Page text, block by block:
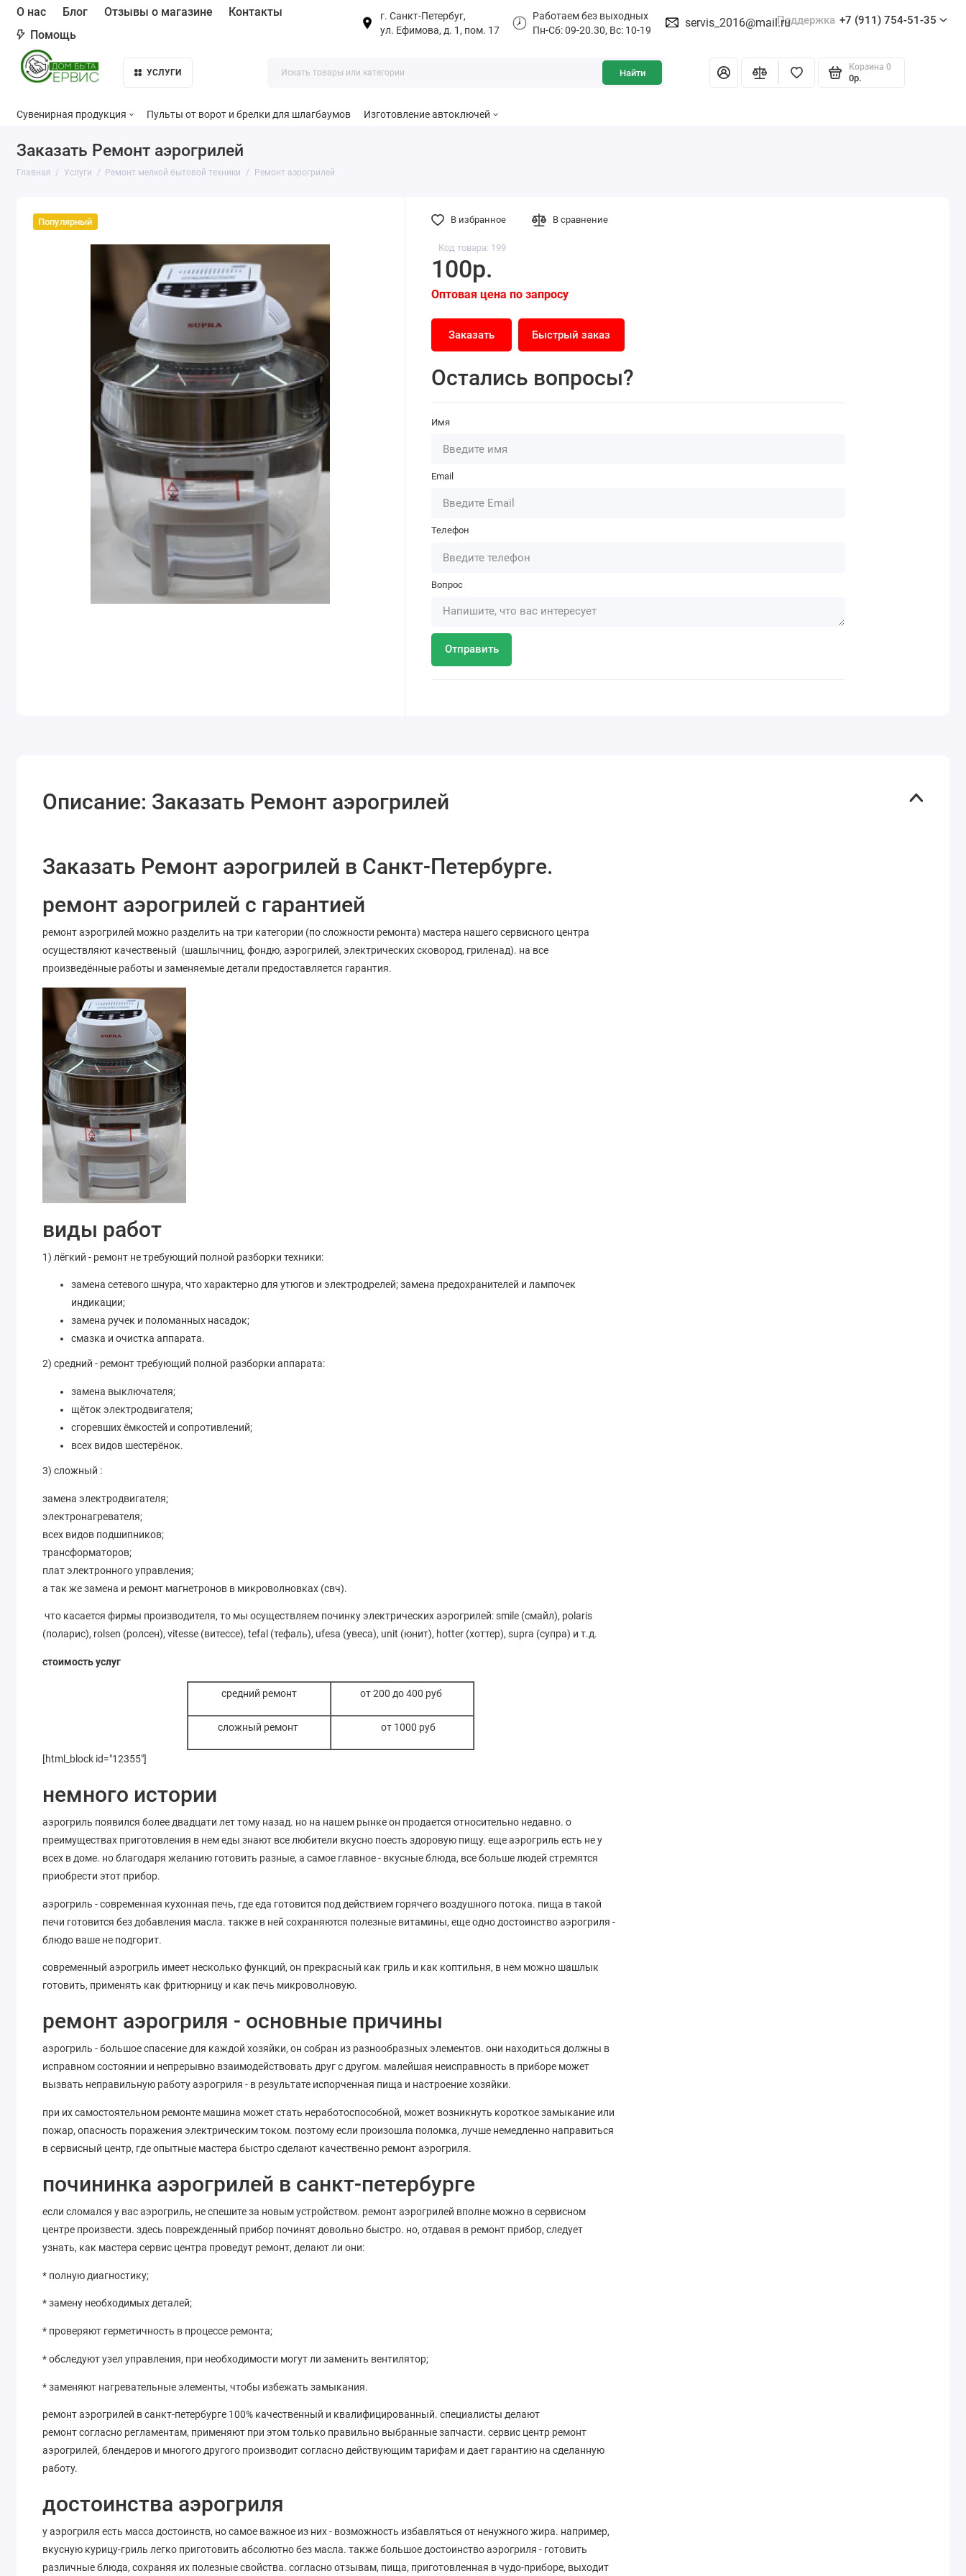
О нас Блог Отзывы о магазине
Контакты
Помощь
г. Санкт-Петербуг,
ул. Ефимова, д. 1, пом. 17
Работаем без выходных
Пн-Сб: 09-20.30, Вс: 10-19
servis_2016@mail.ruПоддержка +7 (911) 754-51-35
УСЛУГИ Найти
Корзина 0
0р.
Сувенирная продукция Пульты от ворот и брелки для шлагбаумов Изготовление автоключей
Заказать Ремонт аэрогрилей
Главная Услуги Ремонт мелкой бытовой техники Ремонт аэрогрилей
Популярный
Код товара: 199
100р.
Оптовая цена по запросу
Заказать Быстрый заказ
Остались вопросы?
Имя
Email
Телефон
Вопрос
Отправить
В избранное В сравнение
Описание: Заказать Ремонт аэрогрилей
Заказать Ремонт аэрогрилей в Санкт-Петербурге.
ремонт аэрогрилей с гарантией
ремонт аэрогрилей можно разделить на три категории (по сложности ремонта) мастера нашего сервисного центра
осуществляют качественый (шашлычниц, фондю, аэрогрилей, электрических сковород, гриленад). на все
произведённые работы и заменяемые детали предоставляется гарантия.
виды работ
1) лёгкий - ремонт не требующий полной разборки техники:
замена сетевого шнура, что характерно для утюгов и электродрелей; замена предохранителей и лампочек
индикации;
замена ручек и поломанных насадок;
смазка и очистка аппарата.
2) средний - ремонт требующий полной разборки аппарата:
замена выключателя;
щёток электродвигателя;
сгоревших ёмкостей и сопротивлений;
всех видов шестерёнок.
3) сложный :
замена электродвигателя;
электронагревателя;
всех видов подшипников;
трансформаторов;
плат электронного управления;
а так же замена и ремонт магнетронов в микроволновках (свч).
что касается фирмы производителя, то мы осуществляем починку электрических аэрогрилей: smile (смайл), polaris
(поларис), rolsen (ролсен), vitesse (витессе), tefal (тефаль), ufesa (увеса), unit (юнит), hotter (хоттер), supra (супра) и т.д.
стоимость услуг
средний ремонт от 200 до 400 руб
сложный ремонт от 1000 руб
[html_block id="12355"]
немного истории
аэрогриль появился более двадцати лет тому назад. но на нашем рынке он продается относительно недавно. о
преимуществах приготовления в нем еды знают все любители вкусно поесть здоровую пищу. еще аэрогриль есть не у
всех в доме. но благодаря желанию готовить разные, а самое главное - вкусные блюда, все больше людей стремятся
приобрести этот прибор.
аэрогриль - современная кухонная печь, где еда готовится под действием горячего воздушного потока. пища в такой
печи готовится без добавления масла. также в ней сохраняются полезные витамины, еще одно достоинство аэрогриля -
блюдо ваше не подгорит.
современный аэрогриль имеет несколько функций, он прекрасный как гриль и как коптильня, в нем можно шашлык
готовить, применять как фритюрницу и как печь микроволновую.
ремонт аэрогриля - основные причины
аэрогриль - большое спасение для каждой хозяйки, он собран из разнообразных элементов. они находиться должны в
исправном состоянии и непрерывно взаимодействовать друг с другом. малейшая неисправность в приборе может
вызвать неправильную работу аэрогриля - в результате испорченная пища и настроение хозяйки.
при их самостоятельном ремонте машина может стать неработоспособной, может возникнуть короткое замыкание или
пожар, опасность поражения электрическим током. поэтому если произошла поломка, лучше немедленно направиться
в сервисный центр, где опытные мастера быстро сделают качественно ремонт аэрогриля.
почининка аэрогрилей в санкт-петербурге
если сломался у вас аэрогриль, не спешите за новым устройством. ремонт аэрогрилей вполне можно в сервисном
центре произвести. здесь поврежденный прибор починят довольно быстро. но, отдавая в ремонт прибор, следует
узнать, как мастера сервис центра проведут ремонт, делают ли они:
* полную диагностику;
* замену необходимых деталей;
* проверяют герметичность в процессе ремонта;
* обследуют узел управления, при необходимости могут ли заменить вентилятор;
* заменяют нагревательные элементы, чтобы избежать замыкания.
ремонт аэрогрилей в санкт-петербурге 100% качественный и квалифицированный. специалисты делают
ремонт согласно регламентам, применяют при этом только правильно выбранные запчасти. сервис центр ремонт
аэрогрилей, блендеров и многого другого производит согласно действующим тарифам и дает гарантию на сделанную
работу.
достоинства аэрогриля
у аэрогриля есть масса достоинств, но самое важное из них - возможность избавляться от ненужного жира. например,
вкусную курицу-гриль легко приготовить абсолютно без масла. также большое достоинство аэрогриля - готовить
различные блюда, сохраняя их полезные свойства. согласно отзывам, пища, приготовленная в чудо-приборе, выходит